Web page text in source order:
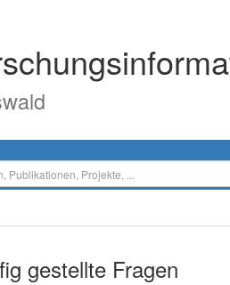
gestellte Fragen